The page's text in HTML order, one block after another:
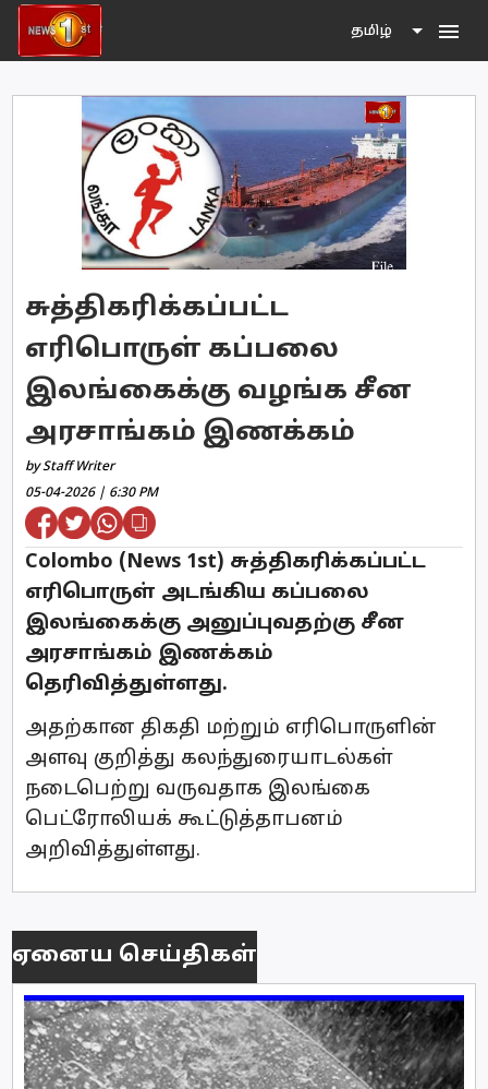
தமிழ் menu
சுத்திகரிக்கப்பட்ட
எரிபொருள் கப்பலை
இலங்கைக்கு வழங்க சீன
அரசாங்கம் இணக்கம்
by Staff Writer
05-04-2026 | 6:30 PM
Colombo (News 1st) சுத்திகரிக்கப்பட்ட
எரிபொருள் அடங்கிய கப்பலை
இலங்கைக்கு அனுப்புவதற்கு சீன
அரசாங்கம் இணக்கம்
தெரிவித்துள்ளது.
அதற்கான திகதி மற்றும் எரிபொருளின்
அளவு குறித்து கலந்துரையாடல்கள்
நடைபெற்று வருவதாக இலங்கை
பெட்ரோலியக் கூட்டுத்தாபனம்
அறிவித்துள்ளது.
ஏனைய செய்திகள்